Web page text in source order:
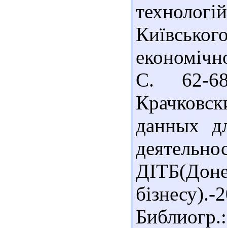
С. 62-
данных